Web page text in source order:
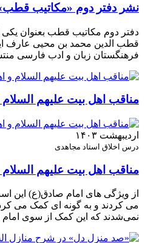
نشر دفتر دوم «مکاتیب
دفتر دوم مکاتیب قطب بعنوان یکی
قطب الدین محمد بن محیی عارف
فرهنگستان زبان و ادب فارسی
مناقب اهل بیت علیهم
اردیبهشت ۱۴۰۳
درس اخلاق استاد مجاهدی
مناقب اهل بیت علیهم
از ویژگی های امام صادق(ع) این
می کردند و به گونه ای کمک می
نمی‌شدند که این کمک از سوی